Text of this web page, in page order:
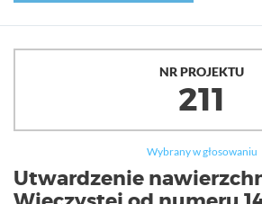
NR PROJEKTU
211
Wybrany w głosowaniu
Utwardzenie